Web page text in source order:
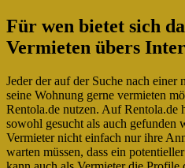
Für wen bietet sich
Vermieten übers
Jeder der auf der Suche nach
seine Wohnung gerne vermieten
Rentola.de nutzen. Auf Rentola.de
sowohl gesucht als auch gefunden
Vermieter nicht einfach nur ihre
warten müssen, dass ein